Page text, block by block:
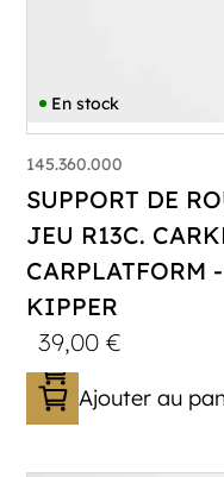
En stock
145.360.000
SUPPORT DE
JEU R13C.
CARPLATFORM
KIPPER
39,00€
Ajouter au